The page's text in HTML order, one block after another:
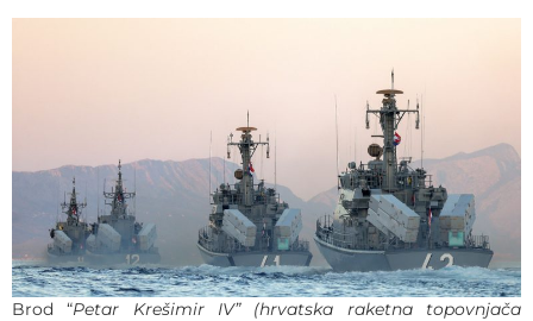
Brod “Petar Krešimir IV” (hrvatska raketna topovnjača